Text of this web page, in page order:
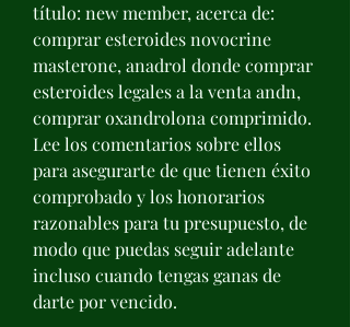
título: new member, acerca de:
comprar esteroides novocrine
masterone, anadrol donde comprar
esteroides legales a la venta andn,
comprar oxandrolona comprimido.
Lee los comentarios sobre ellos
para asegurarte de que tienen éxito
comprobado y los honorarios
razonables para tu presupuesto, de
modo que puedas seguir adelante
incluso cuando tengas ganas de
darte por vencido.